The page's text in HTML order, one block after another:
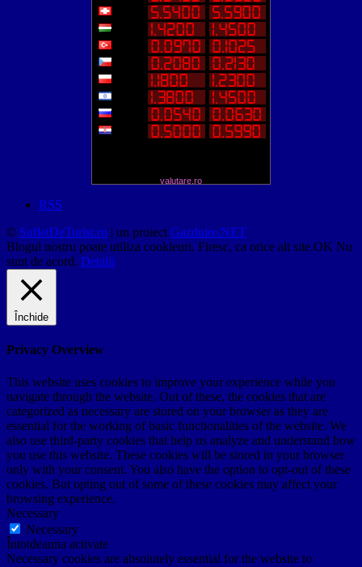
valutare.ro
RSS
© SufletDeTurist.ro | un proiect Gazduire.NET
Blogul nostru poate utiliza cookieuri. Firesc, ca orice alt site.OK Nu
sunt de acord. Detalii
Închide
Privacy Overview
This website uses cookies to improve your experience while you
navigate through the website. Out of these, the cookies that are
categorized as necessary are stored on your browser as they are
essential for the working of basic functionalities of the website. We
also use third-party cookies that help us analyze and understand how
you use this website. These cookies will be stored in your browser
only with your consent. You also have the option to opt-out of these
cookies. But opting out of some of these cookies may affect your
browsing experience.
Necessary
Necessary
Întotdeauna activate
Necessary cookies are absolutely essential for the website to